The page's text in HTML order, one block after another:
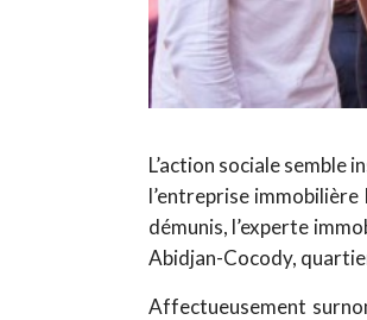
L’action sociale semble
l’entreprise
démunis, l’experte
Abidjan-Cocody,
Affectueusement